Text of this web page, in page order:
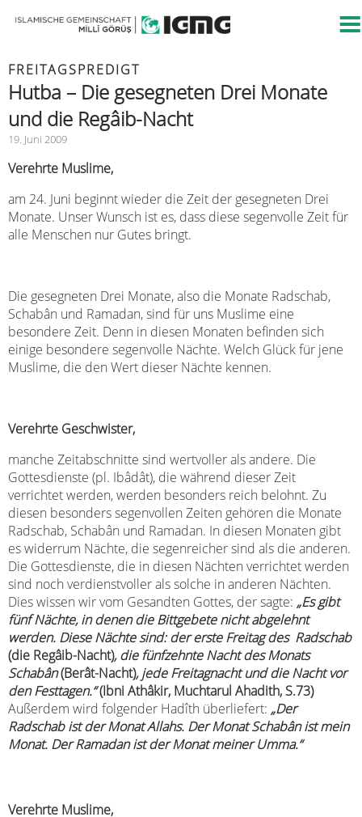
FREITAGSPREDIGT
Hutba – Die gesegneten Drei Monate
und die Regâib-Nacht
19. Juni 2009
Verehrte Muslime,
am 24. Juni beginnt wieder die Zeit der gesegneten Drei
Monate. Unser Wunsch ist es, dass diese segenvolle Zeit für
alle Menschen nur Gutes bringt.
Die gesegneten Drei Monate, also die Monate Radschab,
Schabân und Ramadan, sind für uns Muslime eine
besondere Zeit. Denn in diesen Monaten befinden sich
einige besondere segenvolle Nächte. Welch Glück für jene
Muslime, die den Wert dieser Nächte kennen.
Verehrte Geschwister,
manche Zeitabschnitte sind wertvoller als andere. Die
Gottesdienste (pl. Ibâdât), die während dieser Zeit
verrichtet werden, werden besonders reich belohnt. Zu
diesen besonders segenvollen Zeiten gehören die Monate
Radschab, Schabân und Ramadan. In diesen Monaten gibt
es widerrum Nächte, die segenreicher sind als die anderen.
Die Gottesdienste, die in diesen Nächten verrichtet werden
sind noch verdienstvoller als solche in anderen Nächten.
Dies wissen wir vom Gesandten Gottes, der sagte: „Es gibt
fünf Nächte, in denen die Bittgebete nicht abgelehnt
werden. Diese Nächte sind: der erste Freitag des Radschab
(die Regâib-Nacht), die fünfzehnte Nacht des Monats
Schabân(Berât-Nacht), jede Freitagnacht und die Nacht vor
den Festtagen.“(Ibni Athâkir, Muchtarul Ahadith, S.73)
Außerdem wird folgender Hadîth überliefert: „Der
Radschab ist der Monat Allahs. Der Monat Schabân ist mein
Monat. Der Ramadan ist der Monat meiner Umma.“
Verehrte Muslime,